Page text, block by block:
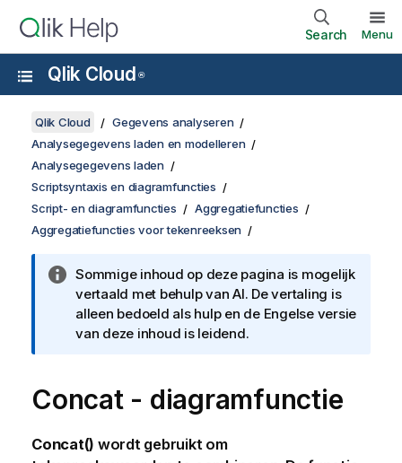
Search Menu
Qlik Cloud ®
Qlik Cloud
Gegevens analyseren
Analysegegevens laden en modelleren
Analysegegevens laden
Scriptsyntaxis en diagramfuncties
Script- en diagramfuncties
Aggregatiefuncties
Aggregatiefuncties voor tekenreeksen
Sommige inhoud op deze pagina is mogelijk
vertaald met behulp van AI. De vertaling is
alleen bedoeld als hulp en de Engelse versie
van deze inhoud is leidend.
Concat- diagramfunctie
Concat() wordt gebruikt om